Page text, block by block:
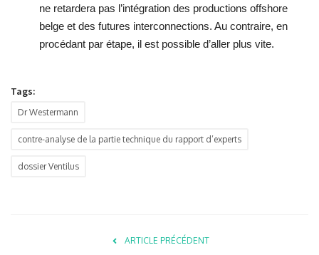
ne retardera pas l’intégration des productions offshore
belge et des futures interconnections. Au contraire, en
procédant par étape, il est possible d’aller plus vite.
Tags:
Dr Westermann
contre-analyse de la partie technique du rapport d’experts
dossier Ventilus
ARTICLE PRÉCÉDENT